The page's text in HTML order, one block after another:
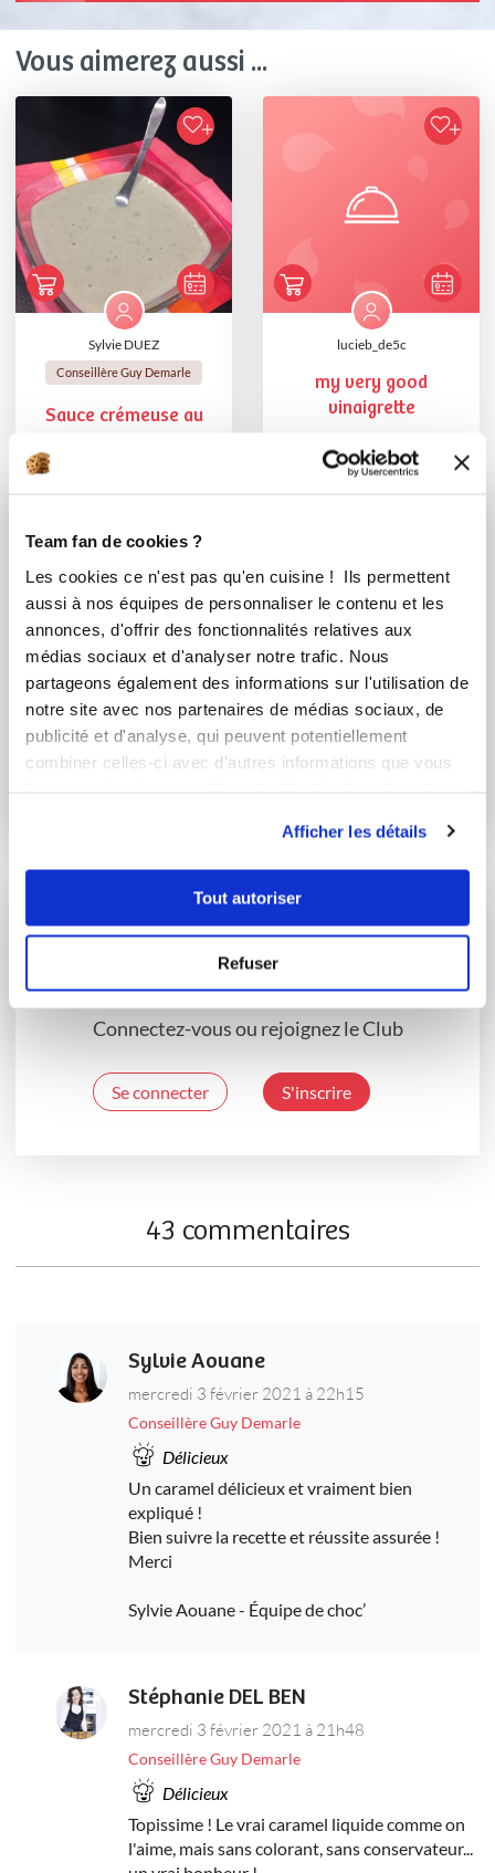
Team fan de cookies ?
Les cookies ce n'est pas qu'en cuisine ! Ils permettent
aussi à nos équipes de personnaliser le contenu et les
annonces, d'offrir des fonctionnalités relatives aux
médias sociaux et d'analyser notre trafic. Nous
partageons également des informations sur l'utilisation de
notre site avec nos partenaires de médias sociaux, de
publicité et d'analyse, qui peuvent potentiellement
combiner celles-ci avec d'autres informations que vous
Afficher les détails
Tout autoriser
Refuser
Vous aimerez aussi ...
Sylvie DUEZ
Conseillère Guy Demarle
Sauce crémeuse au
lucieb_de5c
my very good
vinaigrette
eveq_4c14
Mayonnaise allégée
loetitia62330
Sauce aux
Vous souhaitez commenter cette recette
?
Connectez-vous ou rejoignez le Club
Se connecter S'inscrire
43 commentaires
Sylvie Aouane
mercredi 3 février 2021 à 22h15
Conseillère Guy Demarle
Délicieux
Un caramel délicieux et vraiment bien
expliqué !
Bien suivre la recette et réussite assurée !
Merci
Sylvie Aouane - Équipe de choc’
Stéphanie DEL BEN
mercredi 3 février 2021 à 21h48
Conseillère Guy Demarle
Délicieux
Topissime ! Le vrai caramel liquide comme on
l'aime, mais sans colorant, sans conservateur...